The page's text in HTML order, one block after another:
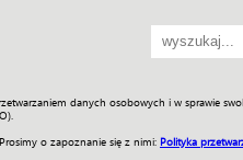
danych osobowych i w sprawie
o zapoznanie się z nimi: Polityka
SKLEP Jednodniówki